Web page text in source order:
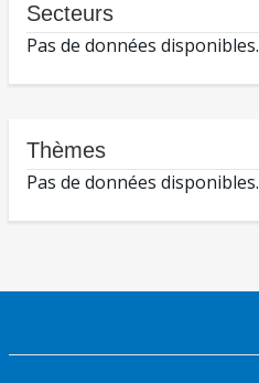
Secteurs
Pas de données disponibles.
Thèmes
Pas de données disponibles.